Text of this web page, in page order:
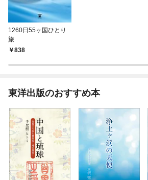
1260日55ヶ国ひとり
旅
838
東洋出版のおすすめ本